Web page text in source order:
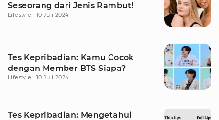
Seseorang dari Jenis Rambut!
Lifestyle 10 Juli 2024
Tes Kepribadian: Kamu Cocok
dengan Member BTS Siapa?
Lifestyle 10 Juli 2024
Tes Kepribadian: Mengetahui